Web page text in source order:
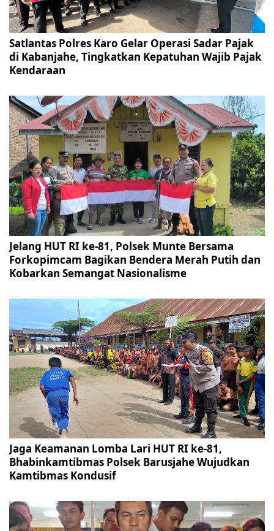
Satlantas Polres Karo Gelar Operasi Sadar Pajak
di Kabanjahe, Tingkatkan Kepatuhan Wajib Pajak
Kendaraan
Jelang HUT RI ke-81, Polsek Munte Bersama
Forkopimcam Bagikan Bendera Merah Putih dan
Kobarkan Semangat Nasionalisme
Jaga Keamanan Lomba Lari HUT RI ke-81,
Bhabinkamtibmas Polsek Barusjahe Wujudkan
Kamtibmas Kondusif